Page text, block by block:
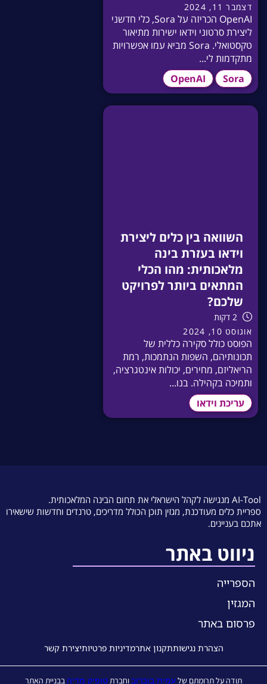
דצמבר 11, 2024
OpenAI הכריזה על Sora, כלי חדשני
ליצירת סרטוני וידאו ישירות מתיאור
טקסטואלי. Sora מביא עמו אפשרויות
מתקדמות לי...
Sora
OpenAI
השוואה בין כלים ליצירת
וידאו בעזרת בינה
מלאכותית: מהו הכלי
המתאים ביותר לפרויקט
שלכם?
2 דקות
אוגוסט 10, 2024
הפוסט כולל סקירה כללית של
תכונותיהם, השפות הנתמכות, רמת
הריאליזם, מחירים, יכולות אינטגרציה,
ותמיכה בקהילה. בנו...
עריכת וידאו
AI-Tool מנגישה לקהל הישראלי את תחום הבינה המלאכותית.
ספריית כלים מעודכנת, מגזין תוכן הכולל מדריכים, טרנדים וחדשות שישאירו
אתכם בעניינים.
ניווט באתר
הספרייה
המגזין
פרסום באתר
הצהרת נגישותתקנון אתרמדיניות פרטיותיצירת קשר
תודה על תרומתם שלעמית בוברוב וחברתטופיק מדיה בבניית האתר